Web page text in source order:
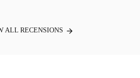
ALL RECENSIONS